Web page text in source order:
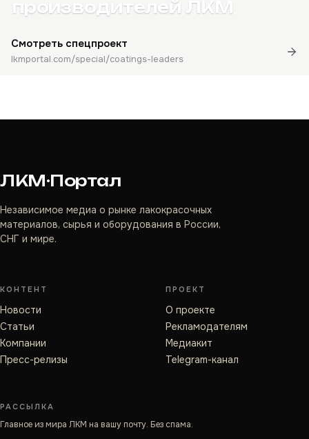
производителей ЛКМ
Смотреть спецпроект
lkmportal.com/special/coatings-leaders
ЛКМ·Портал
Независимое медиа о рынке лакокрасочных
материалов, сырья и оборудования в России,
СНГ и мире.
КОНТЕНТ
Новости
Статьи
Компании
Пресс-релизы
ПРОЕКТ
О проекте
Рекламодателям
Медиакит
Telegram-канал
РАССЫЛКА
Главное из мира ЛКМ на вашу почту. Без спама.